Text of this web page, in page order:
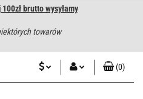
brutto wysyłamy
towarów
(0)